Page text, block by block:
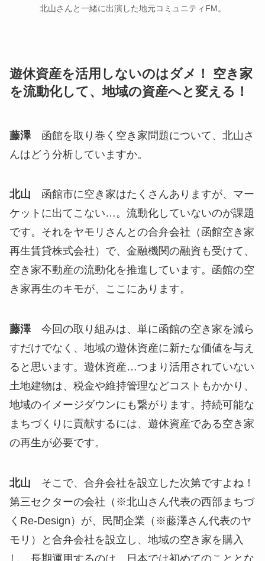
北山さんと一緒に出演した地元コミュニティFM。
遊休資産を活用しないのはダメ！ 空き家
を流動化して、地域の資産へと変える！
藤澤 函館を取り巻く空き家問題について、北山さ
んはどう分析していますか。
北山 函館市に空き家はたくさんありますが、マー
ケットに出てこない…。流動化していないのが課題
です。それをヤモリさんとの合弁会社（函館空き家
再生賃貸株式会社）で、金融機関の融資も受けて、
空き家不動産の流動化を推進しています。函館の空
き家再生のキモが、ここにあります。
藤澤 今回の取り組みは、単に函館の空き家を減ら
すだけでなく、地域の遊休資産に新たな価値を与え
ると思います。遊休資産…つまり活用されていない
土地建物は、税金や維持管理などコストもかかり、
地域のイメージダウンにも繋がります。持続可能な
まちづくりに貢献するには、遊休資産である空き家
の再生が必要です。
北山 そこで、合弁会社を設立した次第ですよね！
第三セクターの会社（※北山さん代表の西部まちづ
くRe-Design）が、民間企業（※藤澤さん代表のヤ
モリ）と合弁会社を設立し、地域の空き家を購入